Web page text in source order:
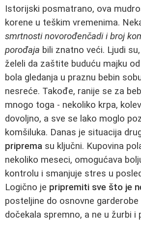
Istorijski posmatrano, ova
korene u teškim vremenima.
smrtnosti novorođenčadi i broj
porođaja bili znatno veći. Ljudi
želeli da zaštite buduću majku
bola gledanja u praznu bebin
nesreće. Takođe, ranije se za
mnogo toga - nekoliko krpa,
dovoljno, a sve se lako moglo
komšiluka. Danas je situacija
priprema su ključni. Kupovina
nekoliko meseci, omogućava
kontrolu i smanjuje stres u
Logično je pripremiti sve što je
posteljine do osnovne garderobe
dočekala spremno, a ne u žurbi i